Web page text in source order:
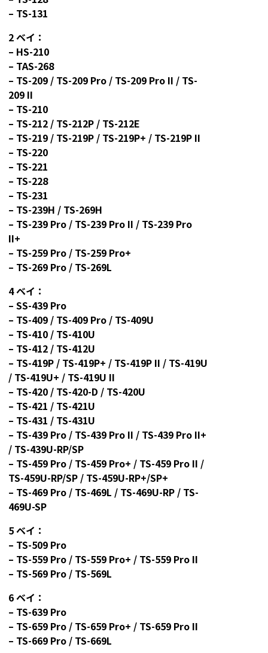
– TS-131
2ベイ：
– HS-210
– TAS-268
– TS-209 / TS-209 Pro / TS-209 Pro II / TS-
209 II
– TS-210
– TS-212 / TS-212P / TS-212E
– TS-219 / TS-219P / TS-219P+ / TS-219P II
– TS-220
– TS-221
– TS-228
– TS-231
– TS-239H / TS-269H
– TS-239 Pro / TS-239 Pro II / TS-239 Pro
II+
– TS-259 Pro / TS-259 Pro+
– TS-269 Pro / TS-269L
4ベイ：
– SS-439 Pro
– TS-409 / TS-409 Pro / TS-409U
– TS-410 / TS-410U
– TS-412 / TS-412U
– TS-419P / TS-419P+ / TS-419P II / TS-419U
/ TS-419U+ / TS-419U II
– TS-420 / TS-420-D / TS-420U
– TS-421 / TS-421U
– TS-431 / TS-431U
– TS-439 Pro / TS-439 Pro II / TS-439 Pro II+
/ TS-439U-RP/SP
– TS-459 Pro / TS-459 Pro+ / TS-459 Pro II /
TS-459U-RP/SP / TS-459U-RP+/SP+
– TS-469 Pro / TS-469L / TS-469U-RP / TS-
469U-SP
5ベイ：
– TS-509 Pro
– TS-559 Pro / TS-559 Pro+ / TS-559 Pro II
– TS-569 Pro / TS-569L
6ベイ：
– TS-639 Pro
– TS-659 Pro / TS-659 Pro+ / TS-659 Pro II
– TS-669 Pro / TS-669L